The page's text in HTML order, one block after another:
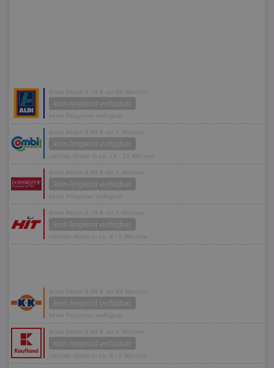
letzte Aktion 0,79 € vor 60 Wochen
kein Angebot verfügbar
keine Prognose verfügbar
letzte Aktion 0,89 € vor 3 Wochen
kein Angebot verfügbar
nächste Aktion in ca. 14 - 15 Wochen
letzte Aktion 0,89 € vor 3 Wochen
kein Angebot verfügbar
keine Prognose verfügbar
letzte Aktion 0,79 € vor 3 Wochen
kein Angebot verfügbar
nächste Aktion in ca. 4 - 5 Wochen
letzte Aktion 0,99 € vor 63 Wochen
kein Angebot verfügbar
keine Prognose verfügbar
letzte Aktion 0,89 € vor 4 Wochen
kein Angebot verfügbar
nächste Aktion in ca. 4 - 5 Wochen